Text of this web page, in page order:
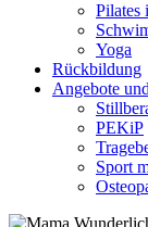
Pilates
Yoga
Rückbildung
Angebote
PEKiP
Sport